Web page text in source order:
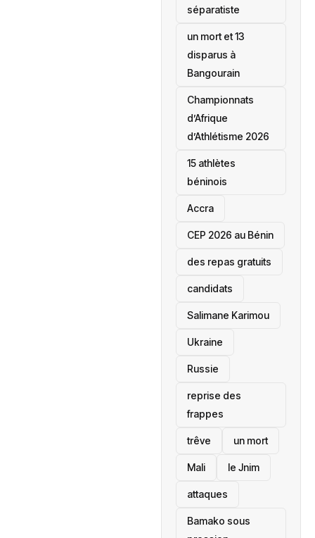
séparatiste
un mort et 13
disparus à
Bangourain
‎Championnats
d’Afrique
d’Athlétisme 2026
15 athlètes
béninois
Accra
‎CEP 2026 au Bénin
des repas gratuits
candidats
Salimane Karimou
Ukraine
Russie
reprise des
frappes
trêve un mort
Mali le Jnim
attaques
Bamako sous